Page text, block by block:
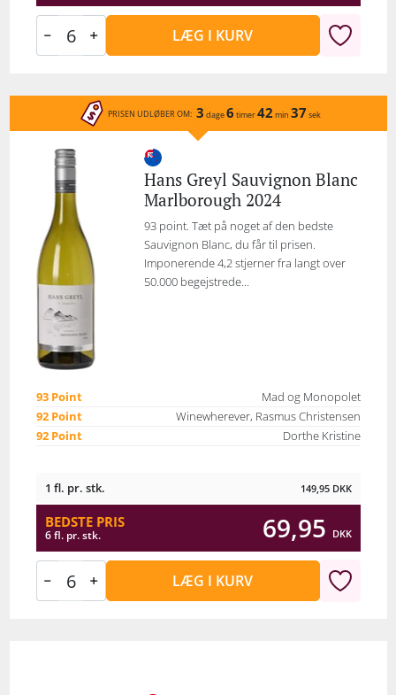
LÆG I KURV
PRISEN UDLØBER OM: 3 dage6 timer42 min 37 sek
Hans Greyl Sauvignon Blanc
Marlborough 2024
93 point. Tæt på noget af den bedste
Sauvignon Blanc, du får til prisen.
Imponerende 4,2 stjerner fra langt over
50.000 begejstrede...
93 Point
Mad og Monopolet
92 Point
Winewherever, Rasmus Christensen
92 Point
Dorthe Kristine
1 fl. pr. stk. 149,95 DKK
BEDSTE PRIS
6 fl. pr. stk. 69,95 DKK
LÆG I KURV